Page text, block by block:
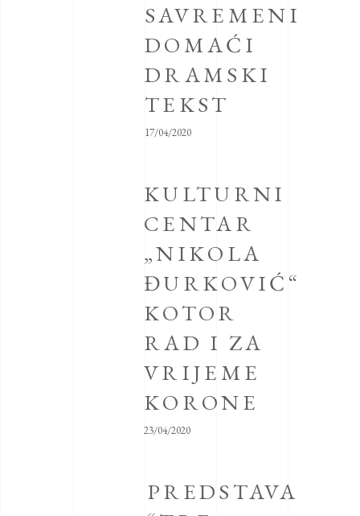
SAVREMENI
DOMAĆI
DRAMSKI
TEKST
17/04/2020
KULTURNI
CENTAR
„NIKOLA
ĐURKOVIĆ“
KOTOR
RAD I ZA
VRIJEME
KORONE
23/04/2020
PREDSTAVA